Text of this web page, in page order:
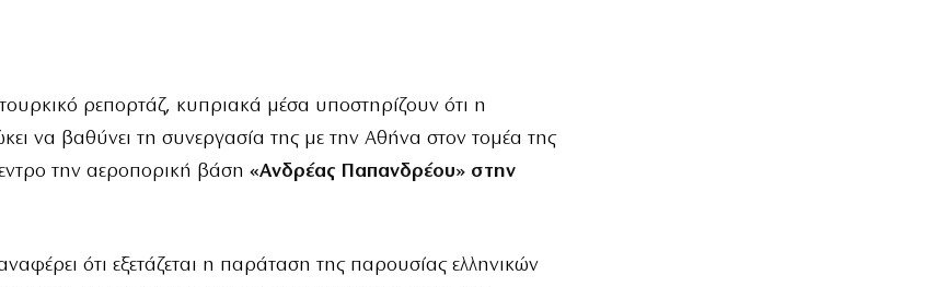
ρεπορτάζ, κυπριακά μέσα υποστηρίζουν ότι η
να βαθύνει τη συνεργασία της με την Αθήνα στον τομέα της
την αεροπορική βάση «Ανδρέας Παπανδρέου» στην
ότι εξετάζεται η παράταση της παρουσίας ελληνικών